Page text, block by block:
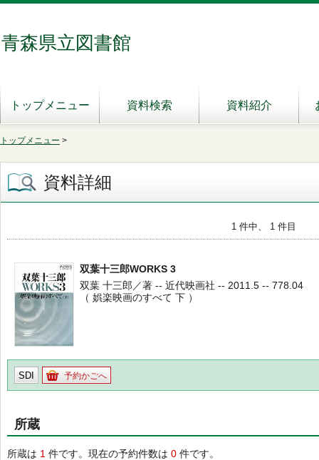
青森県立図書館
トップメニュー 資料検索 資料紹介
トップメニュー >
資料詳細
1 件中、 1 件目
双葉十三郎WORKS 3
双葉 十三郎／著 -- 近代映画社 -- 2011.5 -- 778.04
（ 娯楽映画のすべて 下 ）
SDI 予約かごへ
所蔵
所蔵は 1 件です。現在の予約件数は 0 件です。